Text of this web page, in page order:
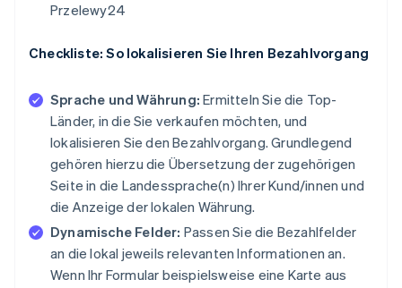
Przelewy24
Checkliste: So lokalisieren Sie Ihren Bezahlvorgang
Sprache und Währung: Ermitteln Sie die Top-
Länder, in die Sie verkaufen möchten, und
lokalisieren Sie den Bezahlvorgang. Grundlegend
gehören hierzu die Übersetzung der zugehörigen
Seite in die Landessprache(n) Ihrer Kund/innen und
die Anzeige der lokalen Währung.
Dynamische Felder: Passen Sie die Bezahlfelder
an die lokal jeweils relevanten Informationen an.
Wenn Ihr Formular beispielsweise eine Karte aus